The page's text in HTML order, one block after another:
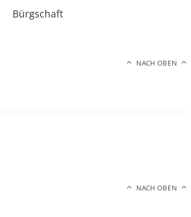
Bürgschaft
NACH OBEN
NACH OBEN